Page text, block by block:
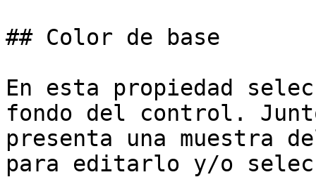
## Color de base
En esta propiedad
fondo del control.
presenta una muestra
para editarlo y/o